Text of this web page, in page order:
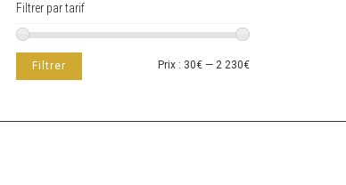
Filtrer par tarif
Prix
Prix
Filtrer Prix : 30€— 2 230€